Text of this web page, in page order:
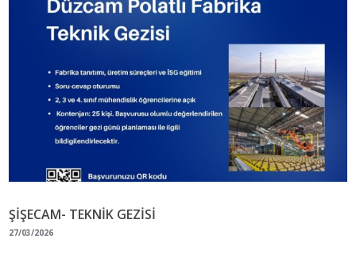
ŞİŞECAM- TEKNİK GEZİSİ
27/03/2026